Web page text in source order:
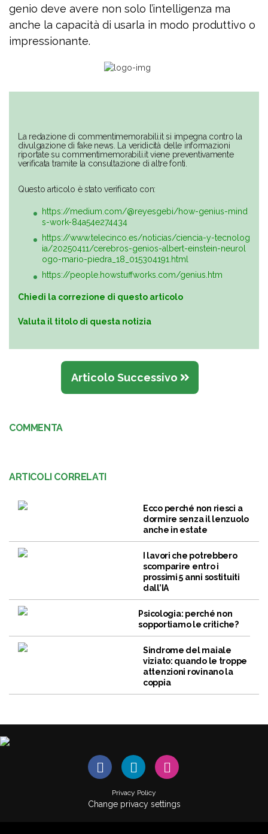
genio deve avere non solo l’intelligenza ma
anche la capacità di usarla in modo produttivo o
impressionante.
La redazione di commentimemorabili.it si impegna contro la
divulgazione di fake news. La veridicità delle informazioni
riportate su commentimemorabili.it viene preventivamente
verificata tramite la consultazione di altre fonti.
Questo articolo è stato verificato con:
https://medium.com/@reyesgebi/how-genius-mind
s-work-84a54e274434
https://www.telecinco.es/noticias/ciencia-y-tecnolog
ia/20250411/cerebros-genios-albert-einstein-neurol
ogo-mario-piedra_18_015304191.html
https://people.howstuffworks.com/genius.htm
Chiedi la correzione di questo articolo
Valuta il titolo di questa notizia
Articolo Successivo
COMMENTA
ARTICOLI CORRELATI
Ecco perché non riesci a
dormire senza il lenzuolo
anche in estate
I lavori che potrebbero
scomparire entro i
prossimi 5 anni sostituiti
dall’IA
Psicologia: perché non
sopportiamo le critiche?
Sindrome del maiale
viziato: quando le troppe
attenzioni rovinano la
coppia
Privacy Policy
Change privacy settings